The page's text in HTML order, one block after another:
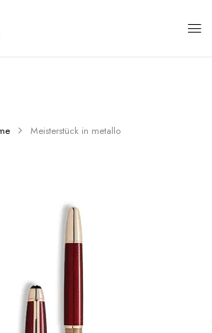
Meisterstück in metallo